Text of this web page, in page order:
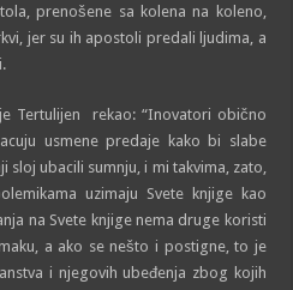
prenošene sa kolena na koleno,
jer su ih apostoli predali ljudima, a
Tertulijen rekao: “Inovatori obično
usmene predaje kako bi slabe
sloj ubacili sumnju, i mi takvima, zato,
uzimaju Svete knjige kao
na Svete knjige nema druge koristi
a ako se nešto i postigne, to je
i njegovih ubeđenja zbog kojih